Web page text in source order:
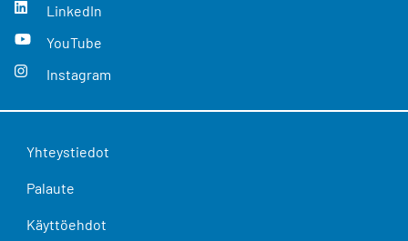
LinkedIn
YouTube
Instagram
Yhteystiedot
Palaute
Käyttöehdot